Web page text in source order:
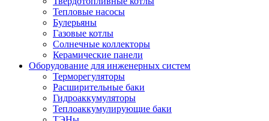
Тепловые насосы
Булерьяны
Газовые котлы
Солнечные коллекторы
Керамические панели
Оборудование для инженерных систем
Терморегуляторы
Расширительные баки
Гидроаккумуляторы
Теплоаккумулирующие баки